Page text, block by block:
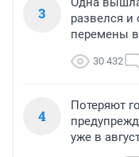
3
развелся
перемены
30 432
4
Потеряют
уже в